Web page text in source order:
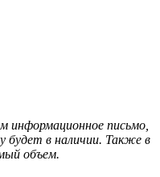
информационное письмо,
будет в наличии. Также в
объем.